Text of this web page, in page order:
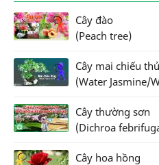
Cây đào
(Peach tree)
Cây mai chiếu
(Water Jasmine/
Cây thường sơn
(Dichroa
Cây hoa hồng